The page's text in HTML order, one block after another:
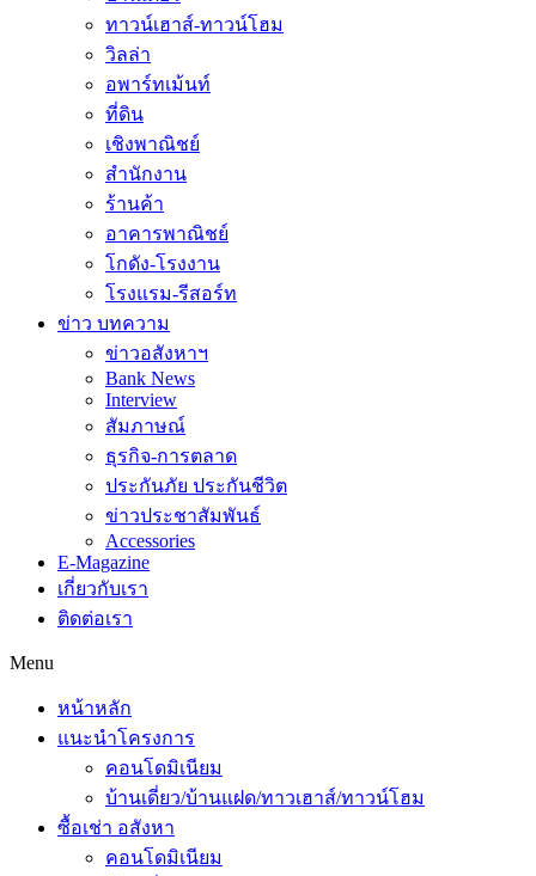
ทาวน์เฮาส์-ทาวน์โฮม
วิลล่า
อพาร์ทเม้นท์
ที่ดิน
เชิงพาณิชย์
สำนักงาน
ร้านค้า
อาคารพาณิชย์
โกดัง-โรงงาน
โรงแรม-รีสอร์ท
ข่าว บทความ
ข่าวอสังหาฯ
Bank News
Interview
สัมภาษณ์
ธุรกิจ-การตลาด
ประกันภัย ประกันชีวิต
ข่าวประชาสัมพันธ์
Accessories
E-Magazine
เกี่ยวกับเรา
ติดต่อเรา
Menu
หน้าหลัก
แนะนำโครงการ
คอนโดมิเนียม
บ้านเดี่ยว/บ้านแฝด/ทาวเฮาส์/ทาวน์โฮม
ซื้อเช่า อสังหา
คอนโดมิเนียม